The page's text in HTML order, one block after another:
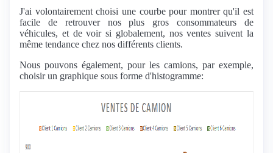
J'ai volontairement choisi une courbe pour montrer qu'il est
facile de retrouver nos plus gros consommateurs de
véhicules, et de voir si globalement, nos ventes suivent la
même tendance chez nos différents clients.
Nous pouvons également, pour les camions, par exemple,
choisir un graphique sous forme d'histogramme: